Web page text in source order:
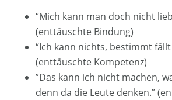
“Mich kann man doch nicht
(enttäuschte Bindung)
“Ich kann nichts, bestimmt
(enttäuschte Kompetenz)
”Das kann ich nicht machen,
denn da die Leute denken.”